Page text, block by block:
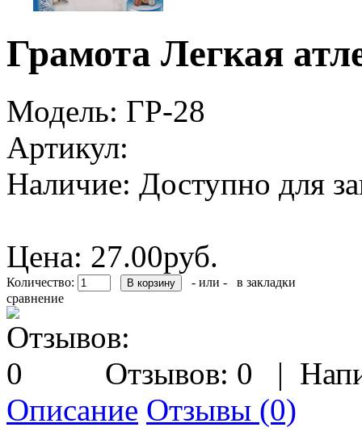
Грамота Легкая
Модель: ГР-28
Артикул:
Наличие: Доступно для
Цена: 27.00руб.
Количество: - или -
в закладки
сравнение
Отзывов: 0 |
Описание Отзывы (0)